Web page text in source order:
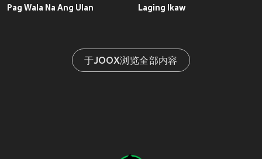
Pag Wala Na Ang Ulan Laging Ikaw
于JOOX浏览全部内容